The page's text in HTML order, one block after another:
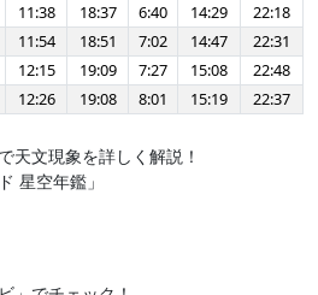
11:38 18:37 6:40 14:29
22:18
11:54 18:51 7:02 14:47
22:31
12:15 19:09 7:27 15:08
22:48
12:26 19:08 8:01 15:19 22:37
天文現象を詳しく解説！
星空年鑑」